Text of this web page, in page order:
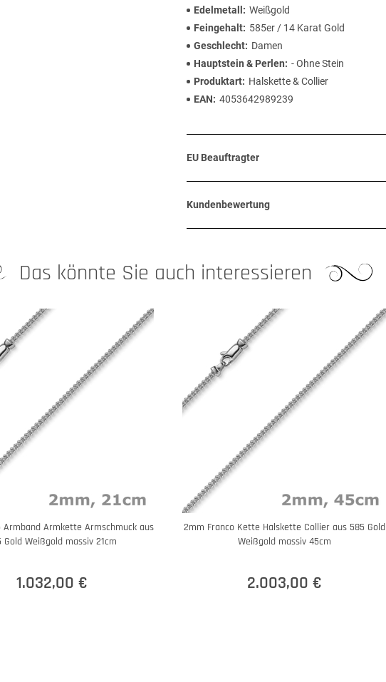
Edelmetall
Weißgold
Feingehalt
585er / 14 Karat Gold
Geschlecht
Damen
Hauptstein & Perlen
- Ohne Stein
Produktart
Halskette & Collier
EAN
4053642989239
EU Beauftragter
Kundenbewertung
Das könnte Sie auch interessieren
Armband Armkette Armschmuck aus
Gold Weißgold massiv 21cm
1.032,00 €
2mm Franco Kette Halskette Collier aus 585 Gold
Weißgold massiv 45cm
2.003,00 €